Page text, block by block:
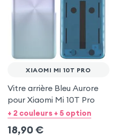
XIAOMI MI 10T PRO
Vitre arrière Bleu Aurore
pour Xiaomi Mi 10T Pro
+ 2 couleurs + 5 option
18,90 €